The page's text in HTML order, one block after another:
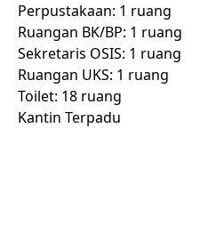
Perpustakaan: 1 ruang
Ruangan BK/BP: 1 ruang
Sekretaris OSIS: 1 ruang
Ruangan UKS: 1 ruang
Toilet: 18 ruang
Kantin Terpadu